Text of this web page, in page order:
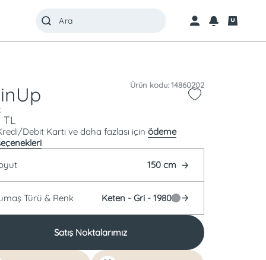
Ürün kodu: 14860202
TL
Debit Kartı ve daha fazlası için ödeme
150 cm
Kumaş Türü & Renk Keten - Gri - 19802
Satış Noktalarımız